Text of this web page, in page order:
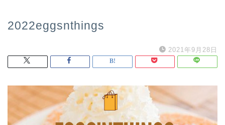
2022eggsnthings
2021年9月28日